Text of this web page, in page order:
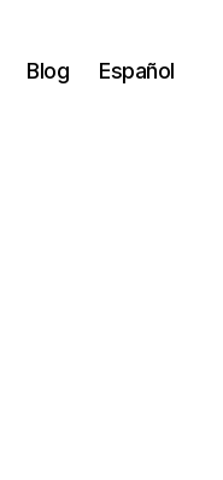
Blog Español